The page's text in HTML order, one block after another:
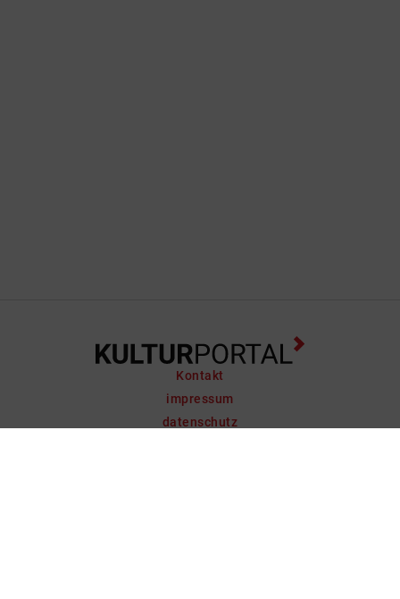
Kontakt
impressum
datenschutz